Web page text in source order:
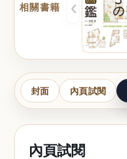
相關書籍 ‹
封面 內頁試閱
內頁試閱